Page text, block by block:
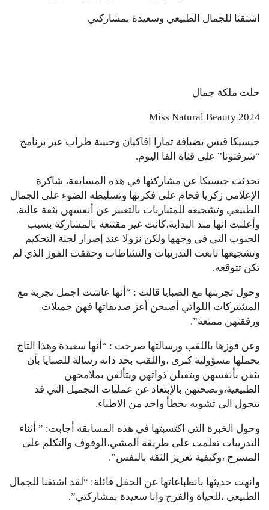
اشتقنا للجمال الطبيعي وسعيدة بمشاركتي
حلت ملكة جمال
Miss Natural Beauty 2024
جيسيكا قيس بضيافة تمارا افاكيان وحبيبة طراب عبر برنامج
“شرفتونا” على قناة الفا اليوم.
تحدثت جيسيكا عن مشاركتها في هذه المسابقة، شاكرة
الإعلامي زكريا فحام على فكرتها وتسليطه الضوء على الجمال
الطبيعي وتشجيعه للمتباريات بالتعبير عن أنفسهن بثقة عالية.
وأعلنت انها منذ البداية،كانت غير مقتنعة بالمشاركة بسبب
الحبوب التي في وجهها ولكن نزولا عند إصرار لجنة التحكيم
وتشجيعها تابعت التدريبات والنشاطات وحققت الفوز الذي لم
تكن تتوقعه.
وحول تجربتها مع الصبايا قالت : “أنها عاشت اجمل تجربة مع
المشتركات اللواتي أصبحن أعز صديقاتها فهن جميلات
ورفقتهن ممتعة”.
وعن فوزها باللقب ورسالتها صرحت : “أنها سعيدة وهذا التاج
يحملها مسؤولية كبرى ،واللقب بحد ذاته رسالة للصبايا بأن
يثقن بأنفسهن ويتقبلن ذواتهن ويتألقن بملامحهن
الطبيعية،ونصحتهن بالإبتعاد عن عمليات التجميل التي قد
تتحول الى تشويه بخطأ واحد من الاطباء.
وحول الخبرة التي اكتسبتها في هذه المسابقة أجابت: ” أثناء
التدريبات تعلمت على طريقة المشي،الوقوف والتكلم على
المسرح ،وكيفية تعزيز الثقة بالنفس”.
وانهت حديثها بانطباعاتها عن الحفل قائلة: “لقد اشتقنا للجمال
الطبيعي ،للحياة والفرح وانا سعيدة بمشاركتي”.